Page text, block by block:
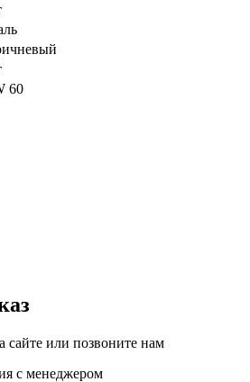
60
сайте или позвоните нам
с менеджером